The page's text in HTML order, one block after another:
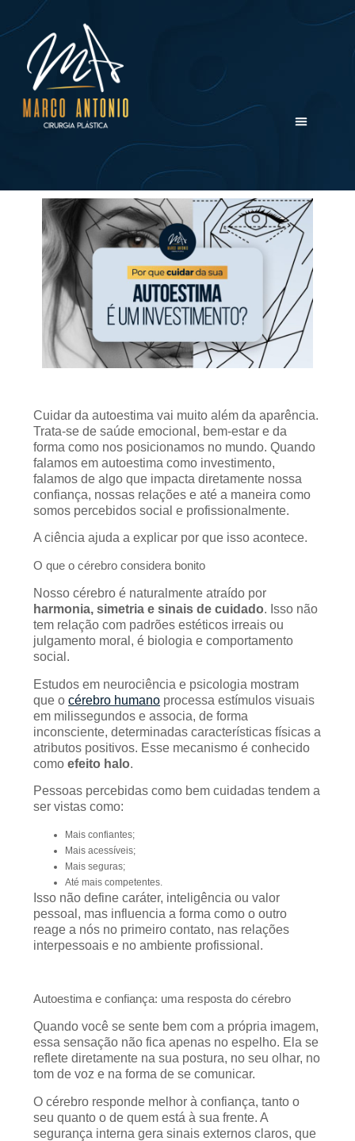
Cuidar da autoestima vai muito além da aparência.
Trata-se de saúde emocional, bem-estar e da
forma como nos posicionamos no mundo. Quando
falamos em autoestima como investimento,
falamos de algo que impacta diretamente nossa
confiança, nossas relações e até a maneira como
somos percebidos social e profissionalmente.
A ciência ajuda a explicar por que isso acontece.
O que o cérebro considera bonito
Nosso cérebro é naturalmente atraído por
harmonia, simetria e sinais de cuidado. Isso não
tem relação com padrões estéticos irreais ou
julgamento moral, é biologia e comportamento
social.
Estudos em neurociência e psicologia mostram
que océrebro humano processa estímulos visuais
em milissegundos e associa, de forma
inconsciente, determinadas características físicas a
atributos positivos. Esse mecanismo é conhecido
comoefeito halo.
Pessoas percebidas como bem cuidadas tendem a
ser vistas como:
Mais confiantes;
Mais acessíveis;
Mais seguras;
Até mais competentes.
Isso não define caráter, inteligência ou valor
pessoal, mas influencia a forma como o outro
reage a nós no primeiro contato, nas relações
interpessoais e no ambiente profissional.
Autoestima e confiança: uma resposta do cérebro
Quando você se sente bem com a própria imagem,
essa sensação não fica apenas no espelho. Ela se
reflete diretamente na sua postura, no seu olhar, no
tom de voz e na forma de se comunicar.
O cérebro responde melhor à confiança, tanto o
seu quanto o de quem está à sua frente. A
segurança interna gera sinais externos claros, que